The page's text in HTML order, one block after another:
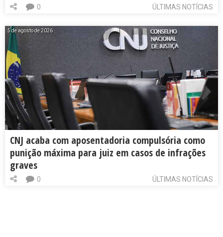
ÚLTIMAS NOTÍCIAS
0
5 de agosto de 2026
CNJ acaba com aposentadoria compulsória como
punição máxima para juiz em casos de infrações
graves
ÚLTIMAS NOTÍCIAS
0